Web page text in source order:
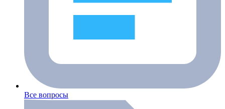
Все вопросы